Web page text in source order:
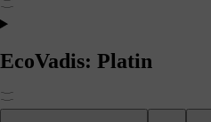
EcoVadis: Platin